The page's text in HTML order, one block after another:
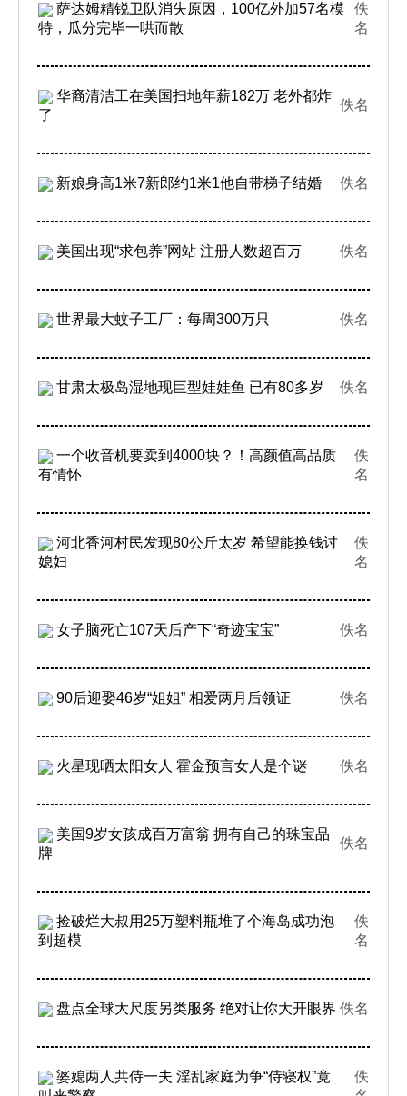
萨达姆精锐卫队消失原因，100亿外加57名模
特，瓜分完毕一哄而散
佚
名
华裔清洁工在美国扫地年薪182万 老外都炸
了
佚名
新娘身高1米7新郎约1米1他自带梯子结婚 佚名
美国出现“求包养”网站 注册人数超百万 佚名
世界最大蚊子工厂：每周300万只 佚名
甘肃太极岛湿地现巨型娃娃鱼 已有80多岁 佚名
一个收音机要卖到4000块？！高颜值高品质
有情怀
佚
名
河北香河村民发现80公斤太岁 希望能换钱讨
媳妇
佚
名
女子脑死亡107天后产下“奇迹宝宝” 佚名
90后迎娶46岁“姐姐” 相爱两月后领证 佚名
火星现晒太阳女人 霍金预言女人是个谜 佚名
美国9岁女孩成百万富翁 拥有自己的珠宝品
牌
佚名
捡破烂大叔用25万塑料瓶堆了个海岛成功泡
到超模
佚
名
盘点全球大尺度另类服务 绝对让你大开眼界 佚名
婆媳两人共侍一夫 淫乱家庭为争“侍寝权”竟
佚